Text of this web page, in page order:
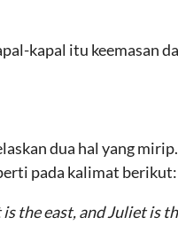
kapal itu keemasan
dua hal yang
pada kalimat berikut:
the east, and Juliet is